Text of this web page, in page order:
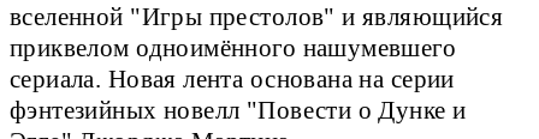
вселенной "Игры престолов" и являющийся
приквелом одноимённого нашумевшего
сериала. Новая лента основана на серии
фэнтезийных новелл "Повести о Дунке и